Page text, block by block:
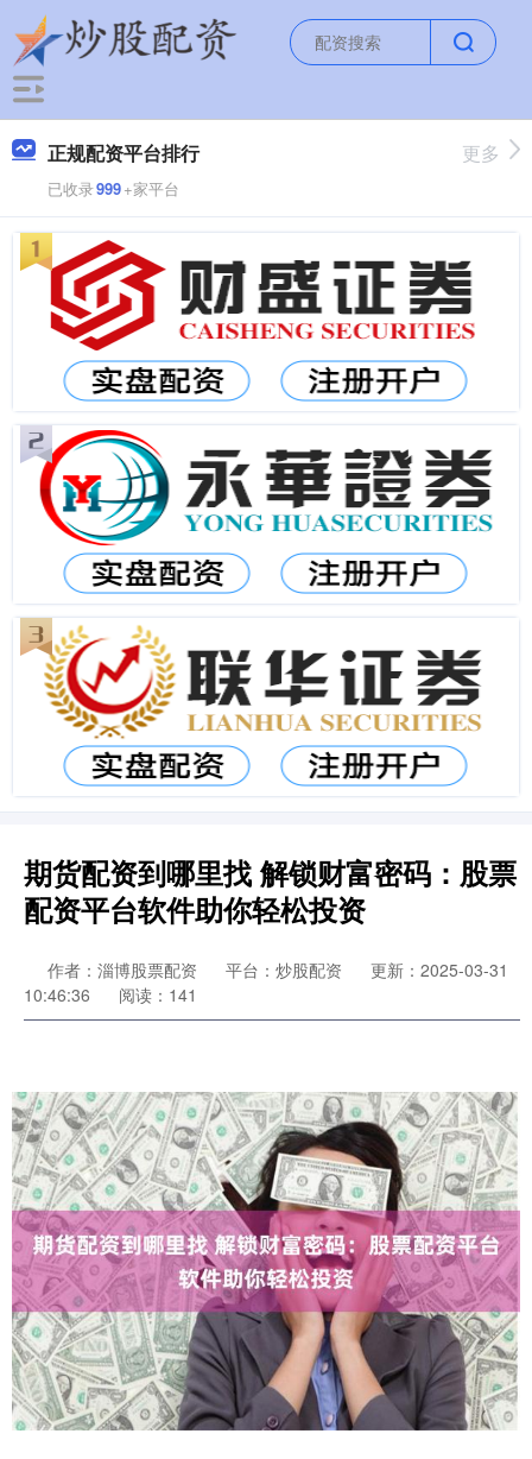
正规配资平台排行
已收录999+家平台
更多
期货配资到哪里找 解锁财富密码：股票
配资平台软件助你轻松投资
作者：淄博股票配资 平台：炒股配资
更新：2025-03-31
10:46:36
阅读：141